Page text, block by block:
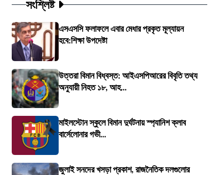
সংশ্লিষ্ট
এসএসসি ফলাফলে এবার মেধার প্রকৃত মূল্যায়ন
হবে:শিক্ষা উপদেষ্টা
উত্তরা বিমান বিধ্বস্ত: আইএসপিআরের বিবৃতি তথ্য
অনুযায়ী নিহত ১৮, আহ...
মাইলস্টোন স্কুলে বিমান দুর্ঘটনায় স্প্যানিশ ক্লাব
বার্সেলোনার গভী...
জুলাই সনদের খসড়া প্রকাশ, রাজনৈতিক দলগুলোর